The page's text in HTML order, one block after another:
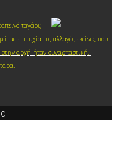
ταγάρι; Η
επιτυχία τις αλλαγές εκείνες που
αρχή ήταν συναρπαστική.